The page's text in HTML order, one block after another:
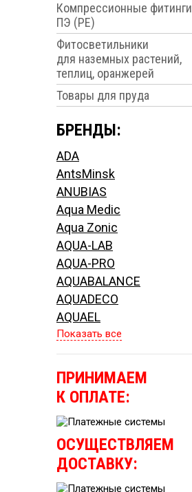
Компрессионные фитинги
ПЭ (PE)
Фитосветильники
для наземных растений,
теплиц, оранжерей
Товары для пруда
БРЕНДЫ:
ADA
AntsMinsk
ANUBIAS
Aqua Medic
Aqua Zonic
AQUA-LAB
AQUA-PRO
AQUABALANCE
AQUADECO
AQUAEL
Показать все
ПРИНИМАЕМ
К ОПЛАТЕ:
ОСУЩЕСТВЛЯЕМ
ДОСТАВКУ: